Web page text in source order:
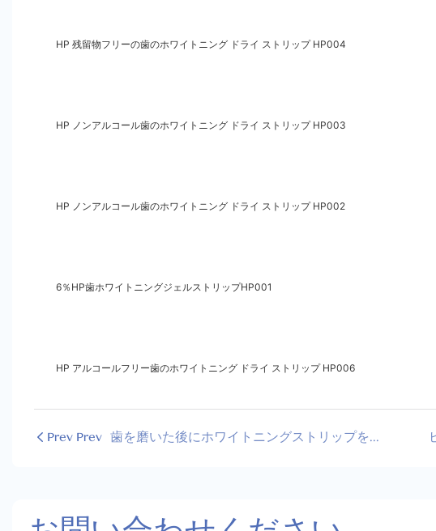
HP 残留物フリーの歯のホワイトニング ドライ ストリップ HP004
HP ノンアルコール歯のホワイトニング ドライ ストリップ HP003
HP ノンアルコール歯のホワイトニング ドライ ストリップ HP002
6％HP歯ホワイトニングジェルストリップHP001
HP アルコールフリー歯のホワイトニング ドライ ストリップ HP006
Prev Prev 歯を磨いた後にホワイトニングストリップを使用する必要があるのはなぜですか?